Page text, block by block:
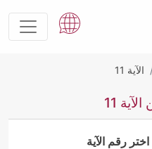
الآية 11
11
اختر رقم الآية